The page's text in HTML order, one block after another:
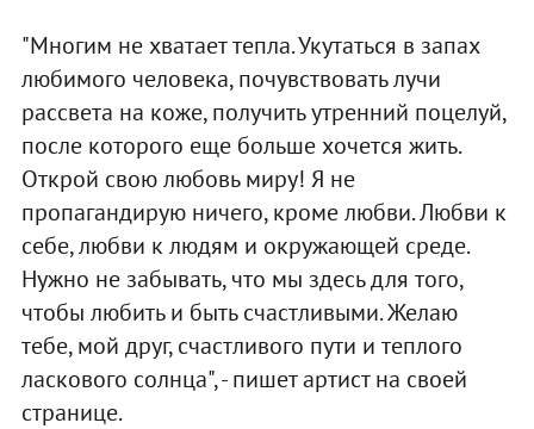
"Многим не хватает тепла. Укутаться в запах
любимого человека, почувствовать лучи
рассвета на коже, получить утренний поцелуй,
после которого еще больше хочется жить.
Открой свою любовь миру! Я не
пропагандирую ничего, кроме любви. Любви к
себе, любви к людям и окружающей среде.
Нужно не забывать, что мы здесь для того,
чтобы любить и быть счастливыми. Желаю
тебе, мой друг, счастливого пути и теплого
ласкового солнца", - пишет артист на своей
странице.